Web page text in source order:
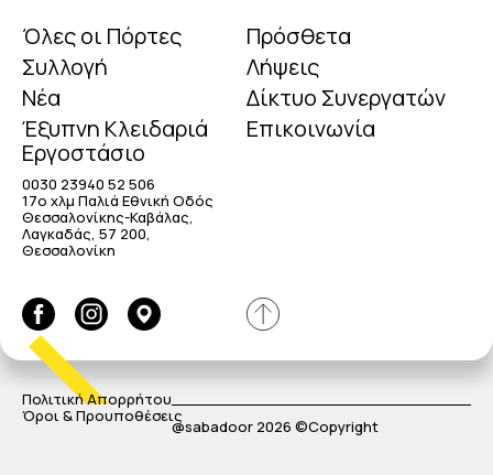
Όλες οι Πόρτες
Συλλογή
Νέα
Έξυπνη Κλειδαριά
Πρόσθετα
Λήψεις
Δίκτυο Συνεργατών
Επικοινωνία
Εργοστάσιο
0030 23940 52 506
17o χλμ Παλιά Εθνική Οδός
Θεσσαλονίκης-Καβάλας,
Λαγκαδάς, 57 200,
Θεσσαλονίκη
Πολιτική Απορρήτου
Όροι & Προυποθέσεις
@sabadoor 2026 ©Copyright